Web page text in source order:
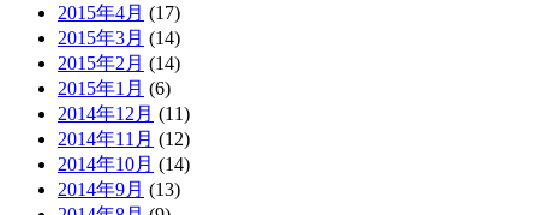
2015年4月 (17)
2015年3月 (14)
2015年2月 (14)
2015年1月 (6)
2014年12月 (11)
2014年11月 (12)
2014年10月 (14)
2014年9月 (13)